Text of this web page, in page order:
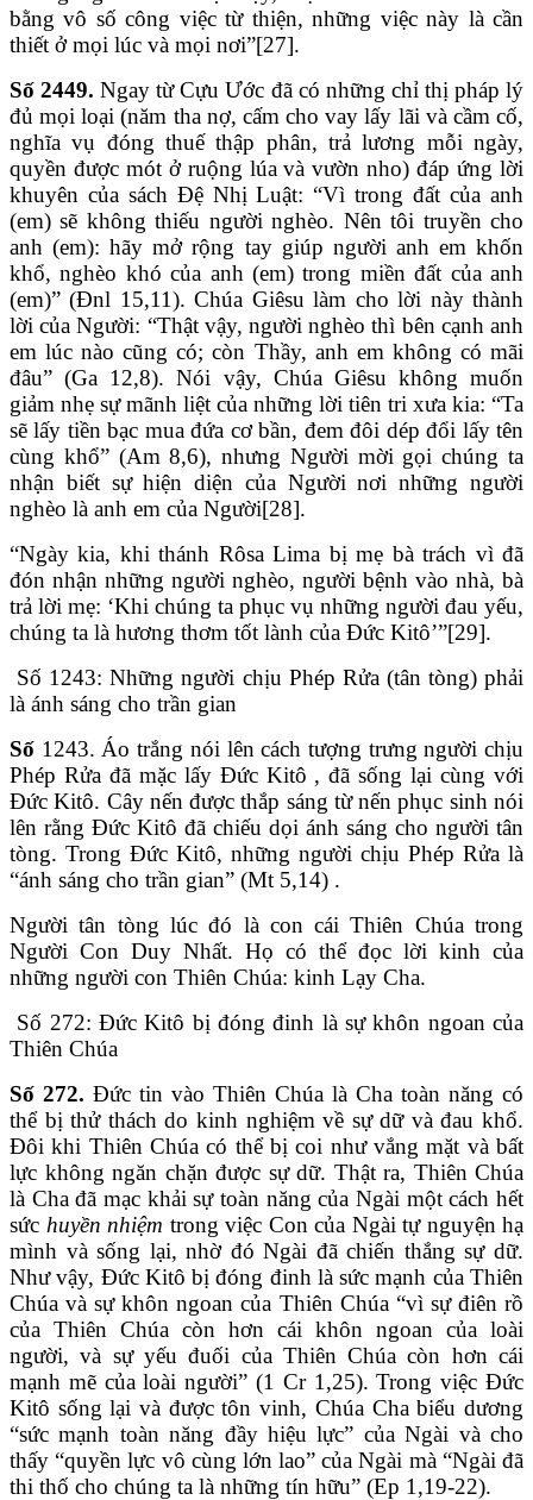
bằng vô số công việc từ thiện, những việc này là cần
thiết ở mọi lúc và mọi nơi”[27].
Số 2449.Ngay từ Cựu Ước đã có những chỉ thị pháp lý
đủ mọi loại (năm tha nợ, cấm cho vay lấy lãi và cầm cố,
nghĩa vụ đóng thuế thập phân, trả lương mỗi ngày,
quyền được mót ở ruộng lúa và vườn nho) đáp ứng lời
khuyên của sách Đệ Nhị Luật: “Vì trong đất của anh
(em) sẽ không thiếu người nghèo. Nên tôi truyền cho
anh (em): hãy mở rộng tay giúp người anh em khốn
khổ, nghèo khó của anh (em) trong miền đất của anh
(em)” (Đnl 15,11). Chúa Giêsu làm cho lời này thành
lời của Người: “Thật vậy, người nghèo thì bên cạnh anh
em lúc nào cũng có; còn Thầy, anh em không có mãi
đâu” (Ga 12,8). Nói vậy, Chúa Giêsu không muốn
giảm nhẹ sự mãnh liệt của những lời tiên tri xưa kia: “Ta
sẽ lấy tiền bạc mua đứa cơ bần, đem đôi dép đổi lấy tên
cùng khổ” (Am 8,6), nhưng Người mời gọi chúng ta
nhận biết sự hiện diện của Người nơi những người
nghèo là anh em của Người[28].
“Ngày kia, khi thánh Rôsa Lima bị mẹ bà trách vì đã
đón nhận những người nghèo, người bệnh vào nhà, bà
trả lời mẹ: ‘Khi chúng ta phục vụ những người đau yếu,
chúng ta là hương thơm tốt lành của Đức Kitô’”[29].
Số 1243: Những người chịu Phép Rửa (tân tòng) phải
là ánh sáng cho trần gian
Số 1243. Áo trắng nói lên cách tượng trưng người chịu
Phép Rửa đã mặc lấy Đức Kitô , đã sống lại cùng với
Đức Kitô. Cây nến được thắp sáng từ nến phục sinh nói
lên rằng Đức Kitô đã chiếu dọi ánh sáng cho người tân
tòng. Trong Đức Kitô, những người chịu Phép Rửa là
“ánh sáng cho trần gian” (Mt 5,14) .
Người tân tòng lúc đó là con cái Thiên Chúa trong
Người Con Duy Nhất. Họ có thể đọc lời kinh của
những người con Thiên Chúa: kinh Lạy Cha.
Số 272: Đức Kitô bị đóng đinh là sự khôn ngoan của
Thiên Chúa
Số 272. Đức tin vào Thiên Chúa là Cha toàn năng có
thể bị thử thách do kinh nghiệm về sự dữ và đau khổ.
Đôi khi Thiên Chúa có thể bị coi như vắng mặt và bất
lực không ngăn chặn được sự dữ. Thật ra, Thiên Chúa
là Cha đã mạc khải sự toàn năng của Ngài một cách hết
sức huyền nhiệm trong việc Con của Ngài tự nguyện hạ
mình và sống lại, nhờ đó Ngài đã chiến thắng sự dữ.
Như vậy, Đức Kitô bị đóng đinh là sức mạnh của Thiên
Chúa và sự khôn ngoan của Thiên Chúa “vì sự điên rồ
của Thiên Chúa còn hơn cái khôn ngoan của loài
người, và sự yếu đuối của Thiên Chúa còn hơn cái
mạnh mẽ của loài người” (1 Cr 1,25). Trong việc Đức
Kitô sống lại và được tôn vinh, Chúa Cha biểu dương
“sức mạnh toàn năng đầy hiệu lực” của Ngài và cho
thấy “quyền lực vô cùng lớn lao” của Ngài mà “Ngài đã
thi thố cho chúng ta là những tín hữu” (Ep 1,19-22).